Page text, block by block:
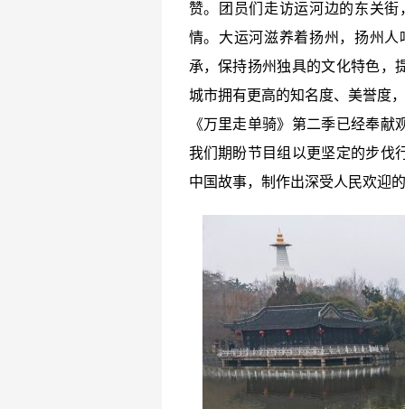
赞。团员们走访运河边的东关
情。大运河滋养着扬州，扬州
承，保持扬州独具的文化特色，
城市拥有更高的知名度、美誉度
《万里走单骑》第二季已经奉
我们期盼节目组以更坚定的步伐
中国故事，制作出深受人民欢迎